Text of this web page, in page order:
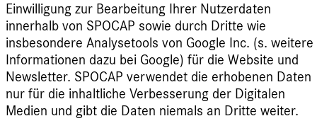
Einwilligung zur Bearbeitung Ihrer Nutzerdaten
innerhalb von SPOCAP sowie durch Dritte wie
insbesondere Analysetools von Google Inc. (s. weitere
Informationen dazu bei Google) für die Website und
Newsletter. SPOCAP verwendet die erhobenen Daten
nur für die inhaltliche Verbesserung der Digitalen
Medien und gibt die Daten niemals an Dritte weiter.